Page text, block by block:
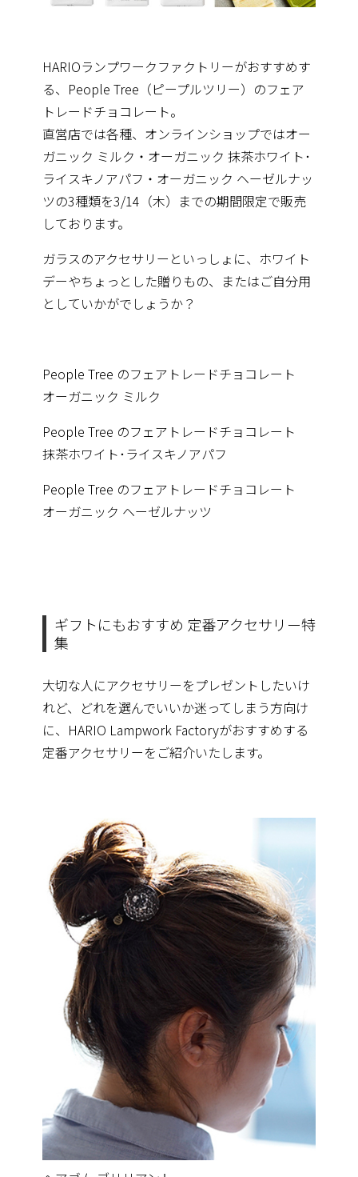
HARIOランプワークファクトリーがおすすめす
る、People Tree（ピープルツリー）のフェア
トレードチョコレート。
直営店では各種、オンラインショップではオー
ガニック ミルク・オーガニック 抹茶ホワイト･
ライスキノアパフ・オーガニック ヘーゼルナッ
ツの3種類を3/14（木）までの期間限定で販売
しております。
ガラスのアクセサリーといっしょに、ホワイト
デーやちょっとした贈りもの、またはご自分用
としていかがでしょうか？
People Tree のフェアトレードチョコレート
オーガニック ミルク
People Tree のフェアトレードチョコレート
抹茶ホワイト･ライスキノアパフ
People Tree のフェアトレードチョコレート
オーガニック ヘーゼルナッツ
ギフトにもおすすめ 定番アクセサリー特
集
大切な人にアクセサリーをプレゼントしたいけ
れど、どれを選んでいいか迷ってしまう方向け
に、HARIO Lampwork Factoryがおすすめする
定番アクセサリーをご紹介いたします。